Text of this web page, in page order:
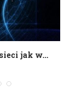
jak w...